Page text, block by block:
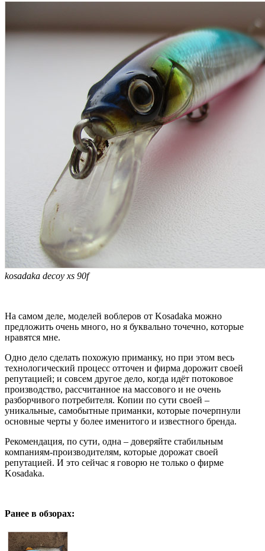
kosadaka decoy xs 90f
На самом деле, моделей воблеров от Kosadaka можно
предложить очень много, но я буквально точечно, которые
нравятся мне.
Одно дело сделать похожую приманку, но при этом весь
технологический процесс отточен и фирма дорожит своей
репутацией; и совсем другое дело, когда идёт потоковое
производство, рассчитанное на массового и не очень
разборчивого потребителя. Копии по сути своей –
уникальные, самобытные приманки, которые почерпнули
основные черты у более именитого и известного бренда.
Рекомендация, по сути, одна – доверяйте стабильным
компаниям-производителям, которые дорожат своей
репутацией. И это сейчас я говорю не только о фирме
Kosadaka.
Ранее в обзорах: